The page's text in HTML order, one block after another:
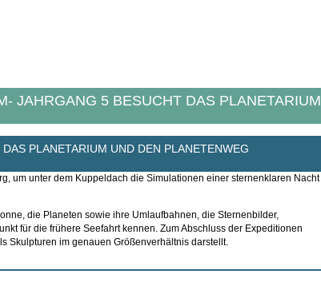
JAHRGANG 5 BESUCHT DAS PLANETARIUM
PLANETARIUM UND DEN PLANETENWEG
um unter dem Kuppeldach die Simulationen einer sternenklaren Nacht
die Planeten sowie ihre Umlaufbahnen, die Sternenbilder,
für die frühere Seefahrt kennen. Zum Abschluss der Expeditionen
Skulpturen im genauen Größenverhältnis darstellt.